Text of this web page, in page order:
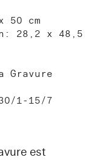
50 cm
28,2 x 48,5
1-15/7
est